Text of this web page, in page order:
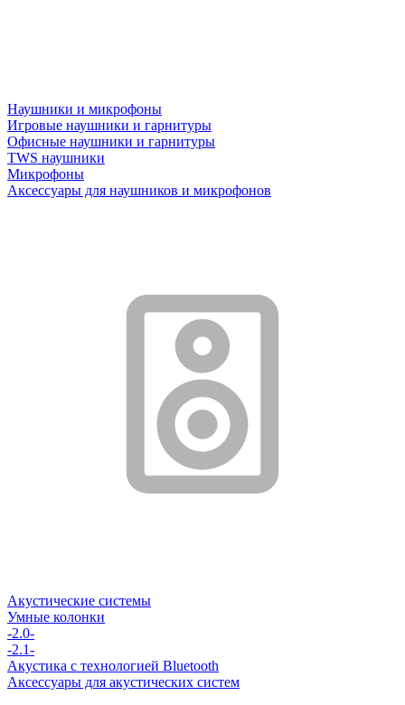
Наушники и микрофоны
Игровые наушники и гарнитуры
Офисные наушники и гарнитуры
TWS наушники
Микрофоны
Аксессуары для наушников и микрофонов
Акустические системы
Умные колонки
-2.0-
-2.1-
Акустика с технологией Bluetooth
Аксессуары для акустических систем